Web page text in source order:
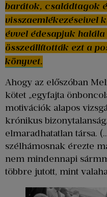
barátok, családtagok
visszaemlékezéseivel
évvel édesapjuk
összeállították ezt a
könyvet.
Ahogy az előszóban
kötet „egyfajta
motivációk alapos
krónikus
elmaradhatatlan társa.
szélhámosnak érezte
nem mindennapi
többre jutott, mint